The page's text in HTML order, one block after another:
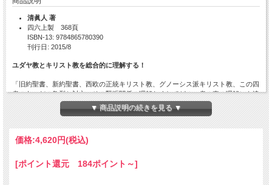
清眞人 著
四六上製 368頁
ISBN-13: 9784865780390
刊行日: 2015/8
ユダヤ教とキリスト教を総合的に理解する！
「旧約聖書、新約聖書、西欧の正統キリスト教、グノーシス派キリスト教、この四
者のあいだの亀裂と対立、その緊張関係の理解なくしてどの一者の真の理解にも達
し得ない。」両聖書の言説を徹底的に分析し、ニーチェを嚆矢とした正統キリスト
教に対する批判的考察を受け継ぎながら、その連関を浮かび上がらせる。
1
▼ 商品説明の続きを見る ▼
価格:4,620円(税込)
[ポイント還元 184ポイント～]